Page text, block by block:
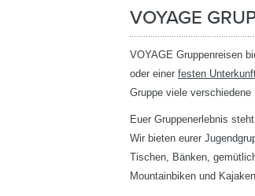
VOYAGE
VOYAGE Gruppenreisen
oder einer festen
Gruppe viele
Euer Gruppenerlebnis
Wir bieten eurer
Tischen, Bänken,
Mountainbiken und